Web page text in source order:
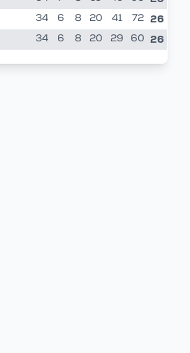
34 6 8 20 41 72 26
34 6 8 20 29 60 26